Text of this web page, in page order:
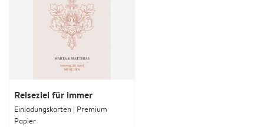
Reiseziel für immer
Einladungskarten | Premium
Papier